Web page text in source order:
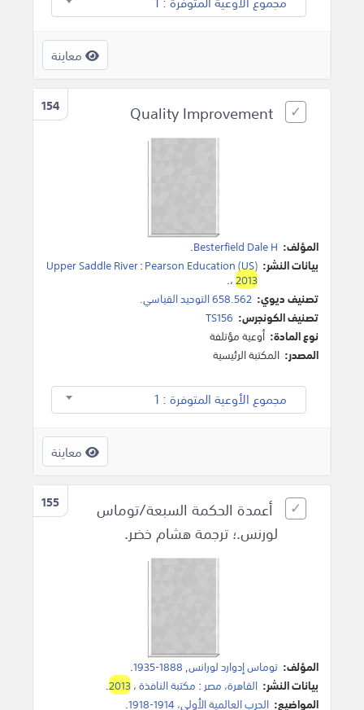
معاينة
154
المؤلف: Besterfield Dale H
.
بيانات النشر:
Upper Saddle River:Pearson Education (US)
،2013
.
تصنيف ديوي: 658.562 التوحيد القياسي.
تصنيف الكونجرس: TS156
نوع المادة: أوعية مؤتلفة
المصدر: المكتبة الرئيسية
مجموع الأوعية المتوفرة : 1
معاينة
155
أعمدة الحكمة السبعة/توماس
لورنس.؛ ترجمة هشام خضر.
المؤلف: توماس إدوارد لورانس,
.
بيانات النشر: القاهرة، مصر : مكتبة النافذة،2013
.
المواضيع: الحرب العالمية الأولى، 1914-1918 .